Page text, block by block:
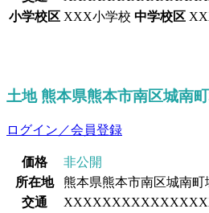
小学校区 XXX小学校 中学校区
土地 熊本県熊本市南区城南
ログイン／会員登録
価格
非公開
所在地
熊本県熊本市南区城南町
交通